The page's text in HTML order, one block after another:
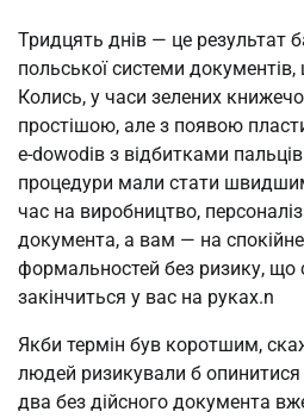
Тридцять днів — це результат
польської системи
Колись, у часи зелених
простішою, але з появою
e-dowodів з відбитками
процедури мали стати
час на виробництво,
документа, а вам — на
формальностей без ризику, що
закінчиться у вас на руках.n
Якби термін був коротшим,
людей ризикували б
два без дійсного документа